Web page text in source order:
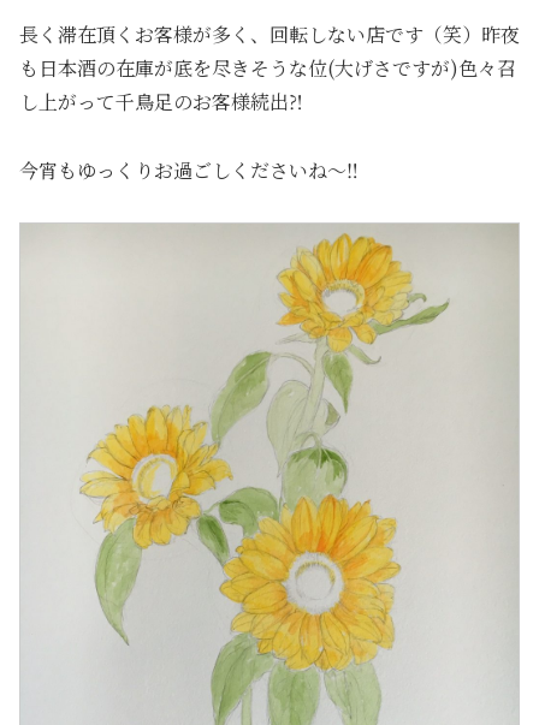
長く滞在頂くお客様が多く、回転しない店です（笑）昨夜
も日本酒の在庫が底を尽きそうな位(大げさですが)色々召
し上がって千鳥足のお客様続出⁈
今宵もゆっくりお過ごしくださいね〜‼️